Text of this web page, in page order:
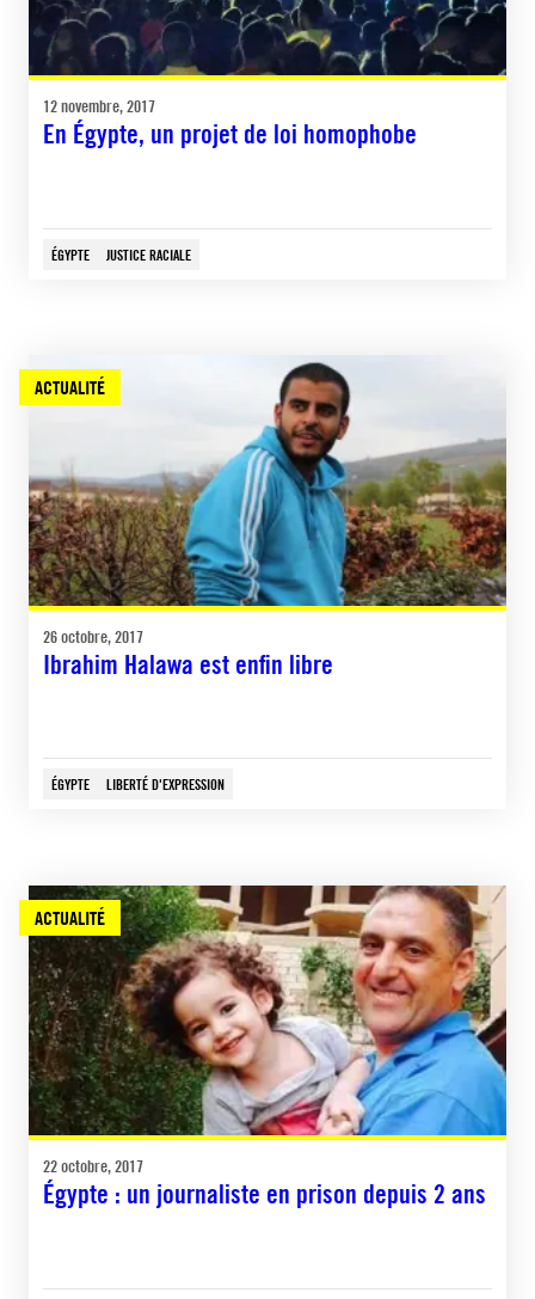
12 novembre, 2017
En Égypte, un projet de loi homophobe
ÉGYPTE JUSTICE RACIALE
ACTUALITÉ
26 octobre, 2017
Ibrahim Halawa est enfin libre
ÉGYPTE LIBERTÉ D'EXPRESSION
ACTUALITÉ
22 octobre, 2017
Égypte : un journaliste en prison depuis 2 ans